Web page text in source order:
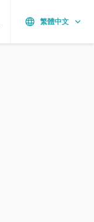
language 繁體中文 keyboard_arrow_down